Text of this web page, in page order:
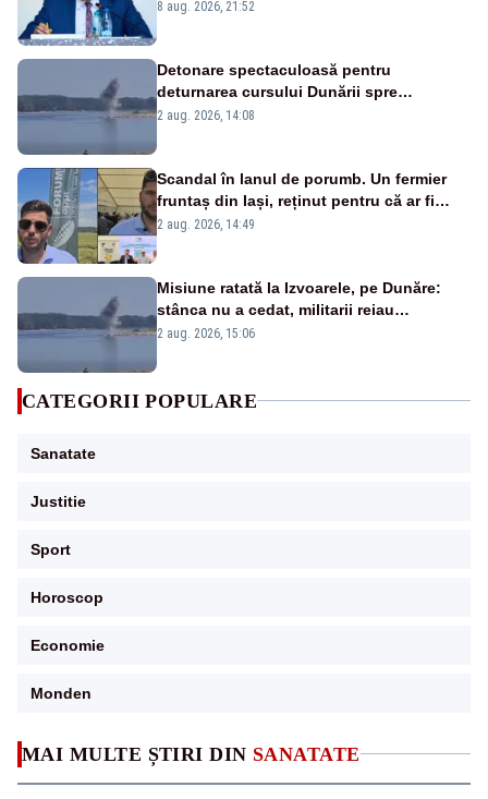
MAI MULTE ȘTIRI DIN SANATATE
vedem dacă ciobanii vor fi despăgubiți”
8 aug. 2026, 21:52
Detonare spectaculoasă pentru
deturnarea cursului Dunării spre
Cernavodă. Imagini MApN – VIDEO
2 aug. 2026, 14:08
Scandal în lanul de porumb. Un fermier
fruntaș din Iași, reținut pentru că ar fi
bătut un bărbat prins la furat
2 aug. 2026, 14:49
Misiune ratată la Izvoarele, pe Dunăre:
stânca nu a cedat, militarii reiau
detonările luni – VIDEO
2 aug. 2026, 15:06
CATEGORII POPULARE
Sanatate
Justitie
Sport
Horoscop
Economie
Monden